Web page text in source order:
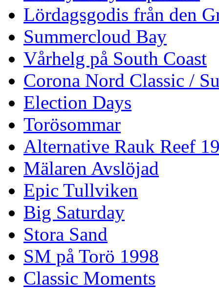
Lördagsgodis från den
Summercloud Bay
Vårhelg på South Coast
Corona Nord Classic /
Election Days
Torösommar
Alternative Rauk Reef
Mälaren Avslöjad
Epic Tullviken
Big Saturday
Stora Sand
SM på Torö 1998
Classic Moments